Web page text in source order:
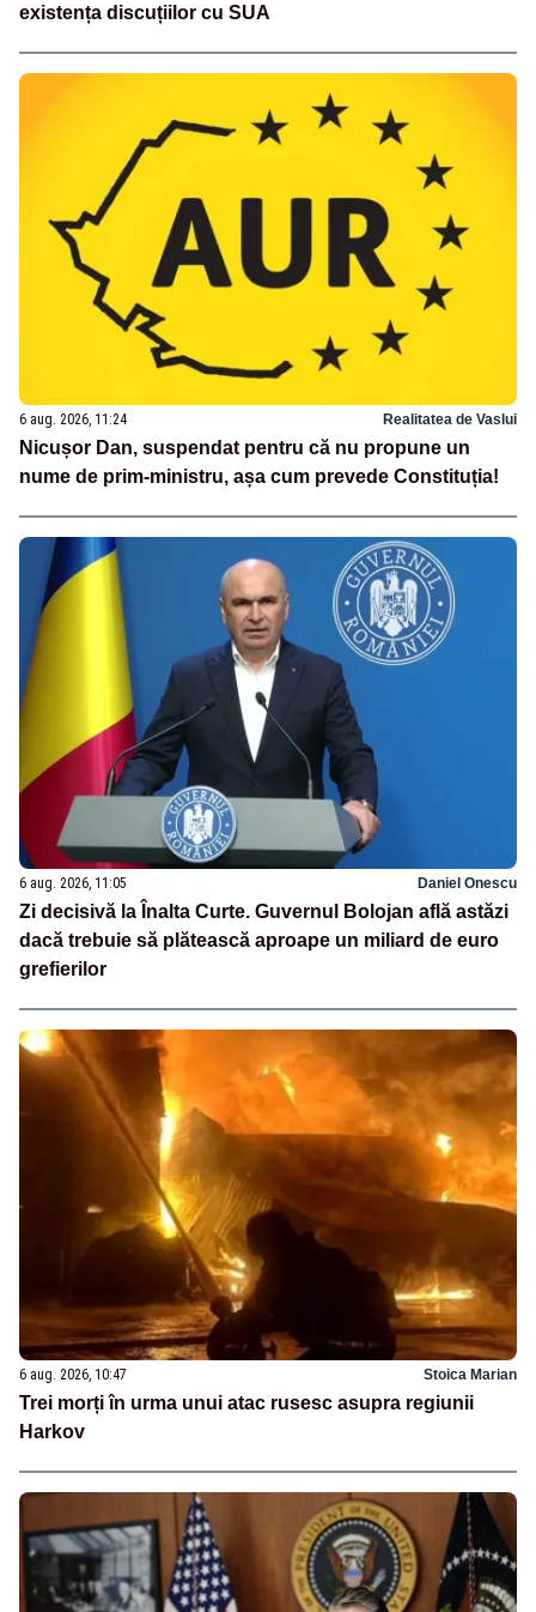
existența discuțiilor cu SUA
6 aug. 2026, 11:24 Realitatea de Vaslui
Nicușor Dan, suspendat pentru că nu propune un
nume de prim-ministru, așa cum prevede Constituția!
6 aug. 2026, 11:05 Daniel Onescu
Zi decisivă la Înalta Curte. Guvernul Bolojan află astăzi
dacă trebuie să plătească aproape un miliard de euro
grefierilor
6 aug. 2026, 10:47 Stoica Marian
Trei morți în urma unui atac rusesc asupra regiunii
Harkov